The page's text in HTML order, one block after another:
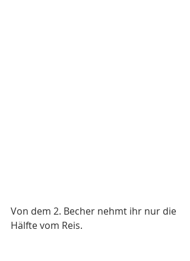
Von dem 2. Becher nehmt ihr nur die
Hälfte vom Reis.